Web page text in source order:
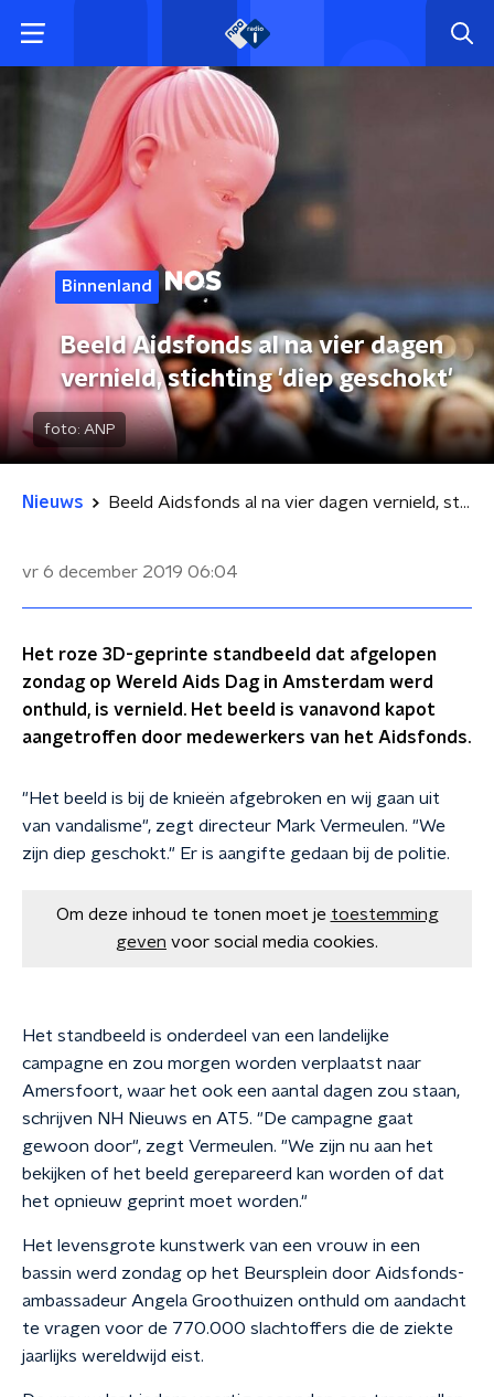
Binnenland
Beeld Aidsfonds al na vier dagen
vernield, stichting 'diep geschokt'
foto: ANP
Nieuws Beeld Aidsfonds al na vier dagen vernield, stichting 'diep geschokt'
vr 6 december 2019 06:04
Het roze 3D-geprinte standbeeld dat afgelopen
zondag op Wereld Aids Dag in Amsterdam werd
onthuld, is vernield. Het beeld is vanavond kapot
aangetroffen door medewerkers van het Aidsfonds.
"Het beeld is bij de knieën afgebroken en wij gaan uit
van vandalisme", zegt directeur Mark Vermeulen. "We
zijn diep geschokt." Er is aangifte gedaan bij de politie.
Om deze inhoud te tonen moet je toestemming
geven voor social media cookies.
Het standbeeld is onderdeel van een landelijke
campagne en zou morgen worden verplaatst naar
Amersfoort, waar het ook een aantal dagen zou staan,
schrijven NH Nieuws en AT5. "De campagne gaat
gewoon door", zegt Vermeulen. "We zijn nu aan het
bekijken of het beeld gerepareerd kan worden of dat
het opnieuw geprint moet worden."
Het levensgrote kunstwerk van een vrouw in een
bassin werd zondag op het Beursplein door Aidsfonds-
ambassadeur Angela Groothuizen onthuld om aandacht
te vragen voor de 770.000 slachtoffers die de ziekte
jaarlijks wereldwijd eist.